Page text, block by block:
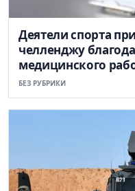
Деятели спорта
челленджу
медицинского
БЕЗ РУБРИКИ